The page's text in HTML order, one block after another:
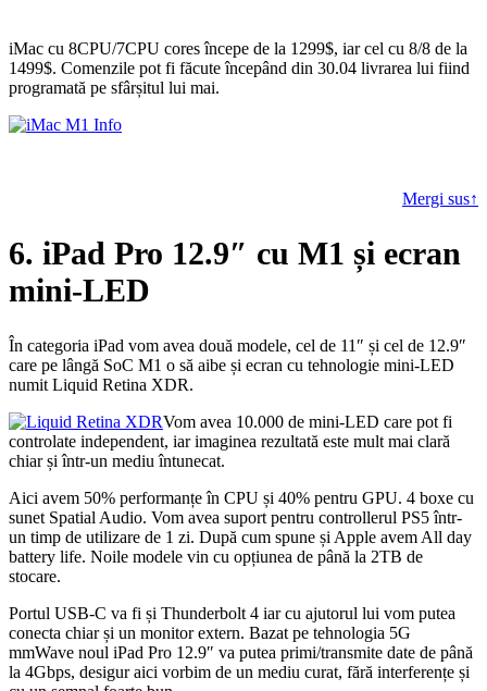
iMac cu 8CPU/7CPU cores începe de la 1299$, iar cel cu 8/8 de la
1499$. Comenzile pot fi făcute începând din 30.04 livrarea lui fiind
programată pe sfârșitul lui mai.
Mergi sus↑
6. iPad Pro 12.9″ cu M1 și ecran
mini-LED
În categoria iPad vom avea două modele, cel de 11″ și cel de 12.9″
care pe lângă SoC M1 o să aibe și ecran cu tehnologie mini-LED
numit Liquid Retina XDR.
Vom avea 10.000 de mini-LED care pot fi
controlate independent, iar imaginea rezultată este mult mai clară
chiar și într-un mediu întunecat.
Aici avem 50% performanțe în CPU și 40% pentru GPU. 4 boxe cu
sunet Spatial Audio. Vom avea suport pentru controllerul PS5 într-
un timp de utilizare de 1 zi. După cum spune și Apple avem All day
battery life. Noile modele vin cu opțiunea de până la 2TB de
stocare.
Portul USB-C va fi și Thunderbolt 4 iar cu ajutorul lui vom putea
conecta chiar și un monitor extern. Bazat pe tehnologia 5G
mmWave noul iPad Pro 12.9″ va putea primi/transmite date de până
la 4Gbps, desigur aici vorbim de un mediu curat, fără interferențe și